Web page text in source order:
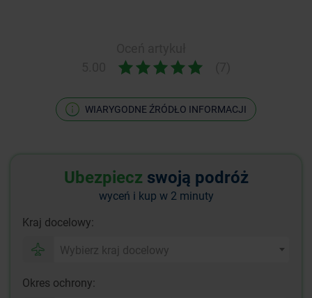
WIARYGODNE ŹRÓDŁO INFORMACJI
Ubezpiecz swoją podróż
wyceń i kup w 2 minuty
Kraj docelowy:
Wybierz kraj docelowy
Okres ochrony: